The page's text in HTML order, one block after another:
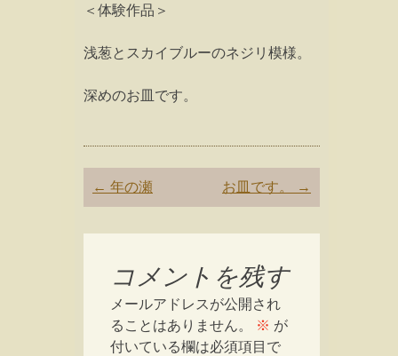
＜体験作品＞
浅葱とスカイブルーのネジリ模様。
深めのお皿です。
Post
navigation
← 年の瀬 お皿です。 →
コメントを残す
メールアドレスが公開され
ることはありません。
※ が
付いている欄は必須項目で